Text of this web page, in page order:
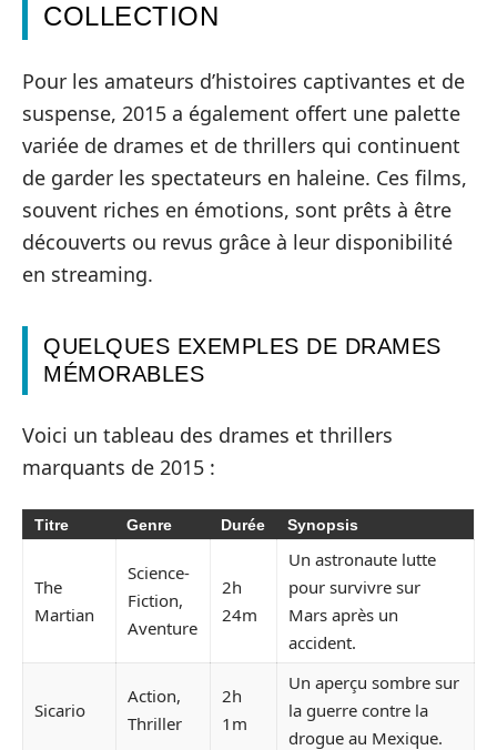
COLLECTION
Pour les amateurs d’histoires captivantes et de
suspense, 2015 a également offert une palette
variée de drames et de thrillers qui continuent
de garder les spectateurs en haleine. Ces films,
souvent riches en émotions, sont prêts à être
découverts ou revus grâce à leur disponibilité
en streaming.
QUELQUES EXEMPLES DE DRAMES
MÉMORABLES
Voici un tableau des drames et thrillers
marquants de 2015 :
Titre Genre Durée Synopsis
The
Martian
Science-
Fiction,
Aventure
2h
24m
Un astronaute lutte
pour survivre sur
Mars après un
accident.
Sicario
Action,
Thriller
2h
1m
Un aperçu sombre sur
la guerre contre la
drogue au Mexique.